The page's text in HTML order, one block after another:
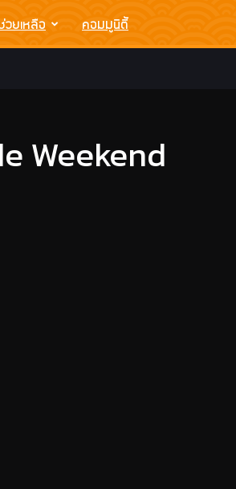
วยเหลือ คอมมูนิตี้
Weekend